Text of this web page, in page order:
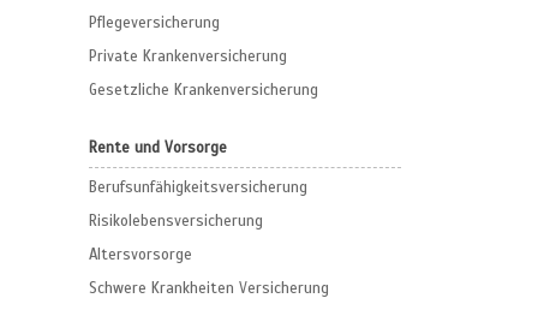
Pflegeversicherung
Private Krankenversicherung
Gesetzliche Krankenversicherung
Rente und Vorsorge
Berufs­unfähigkeitsversicherung
Risikolebensversicherung
Altersvorsorge
Schwere Krankheiten Versicherung